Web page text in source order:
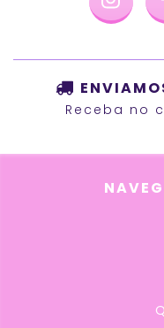
Receba no